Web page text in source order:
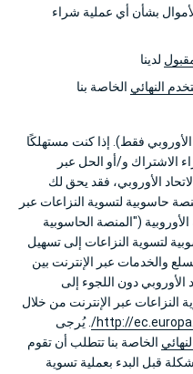
الأموال بشأن أي عملية شراء
لدينا
النهائي الخاصة بنا
فقط). إذا كنت مستهلكًا
الاشتراك و/أو الحل عبر
الأوروبي، فقد يحق لك
حاسوبية لتسوية النزاعات عبر
("المنصة الحاسوبية
لتسوية النزاعات إلى تسهيل
والخدمات عبر الإنترنت بين
الأوروبي دون اللجوء إلى
النزاعات عبر الإنترنت من خلال
http://
. يُرجى
الخاصة بنا تتطلب أن تقوم
قبل البدء بعملية تسوية